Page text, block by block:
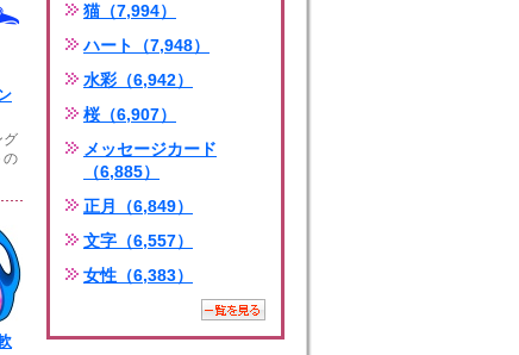
グ
の
猫（7,994）
ハート（7,948）
水彩（6,942）
桜（6,907）
メッセージカード
（6,885）
正月（6,849）
文字（6,557）
女性（6,383）